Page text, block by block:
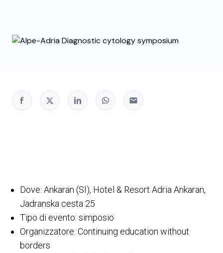
Dove: Ankaran (SI), Hotel & Resort Adria Ankaran,
Jadranska cesta 25
Tipo di evento: simposio
Organizzatore: Continuing education without
borders